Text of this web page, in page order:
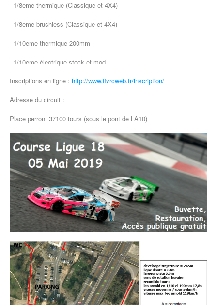
- 1/8eme thermique (Classique et 4X4)
- 1/8eme brushless (Classique et 4X4)
- 1/10eme thermique 200mm
- 1/10eme électrique stock et mod
Inscriptions en ligne : http://www.ffvrcweb.fr/inscription/
Adresse du circuit :
Place perron, 37100 tours (sous le pont de l A10)